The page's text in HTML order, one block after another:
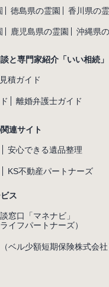
徳島県の霊園 香川県の
鹿児島県の霊園 沖縄県
と専門家紹介「いい相続」
積ガイド
離婚弁護士ガイド
連サイト
安心できる遺品整理
KS不動産パートナーズ
ス
窓口「マネナビ」
イフパートナーズ）
ベル少額短期保険株式会社